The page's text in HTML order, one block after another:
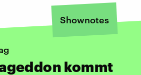
Shownotes
kommt